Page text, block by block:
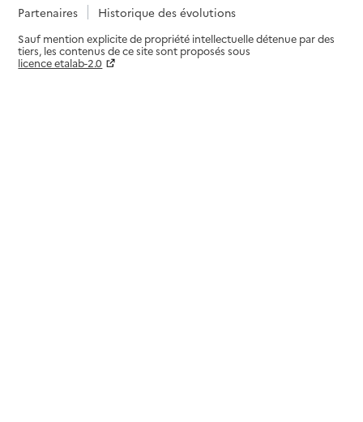
Partenaires
Historique des évolutions
Sauf mention explicite de propriété intellectuelle détenue par des
tiers, les contenus de ce site sont proposés sous
licence etalab-2.0